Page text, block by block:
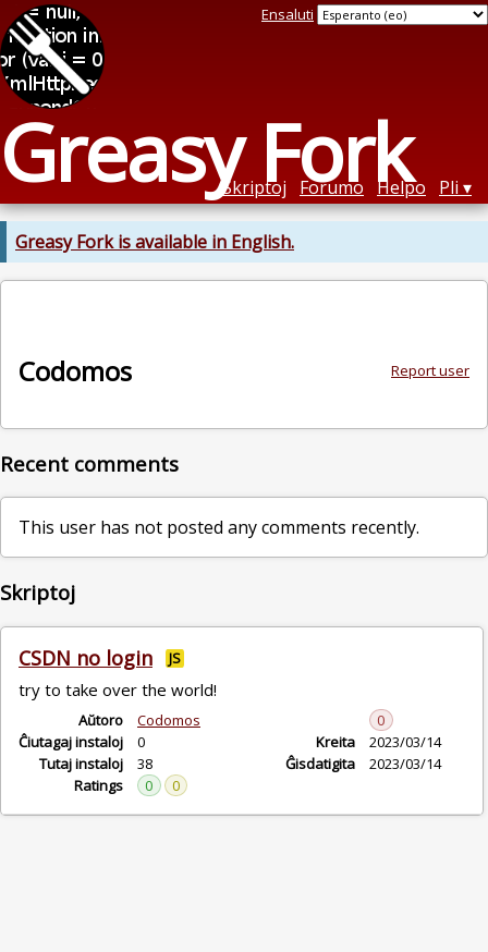
Greasy Fork
Ensaluti
Skriptoj Forumo Helpo Pli
Greasy Fork is available in English.
Report user
Codomos
Recent comments
This user has not posted any comments recently.
Skriptoj
CSDN no login JS
try to take over the world!
Aŭtoro
Codomos
Ĉiutagaj instaloj
0
Tutaj instaloj
38
Ratings
0 0
0
Kreita
2023/03/14
Ĝisdatigita
2023/03/14